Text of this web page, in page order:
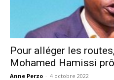
Pour alléger les
Mohamed Hamissi
Anne Perzo - 4 octobre 2022